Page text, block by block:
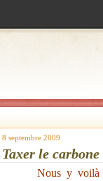
8 septembre 2009
Taxer le carbone
Nous y voilà